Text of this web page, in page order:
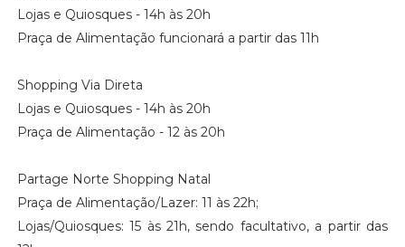
Lojas e Quiosques - 14h às 20h
Praça de Alimentação funcionará a partir das 11h
Shopping Via Direta
Lojas e Quiosques - 14h às 20h
Praça de Alimentação - 12 às 20h
Partage Norte Shopping Natal
Praça de Alimentação/Lazer: 11 às 22h;
Lojas/Quiosques: 15 às 21h, sendo facultativo, a partir das